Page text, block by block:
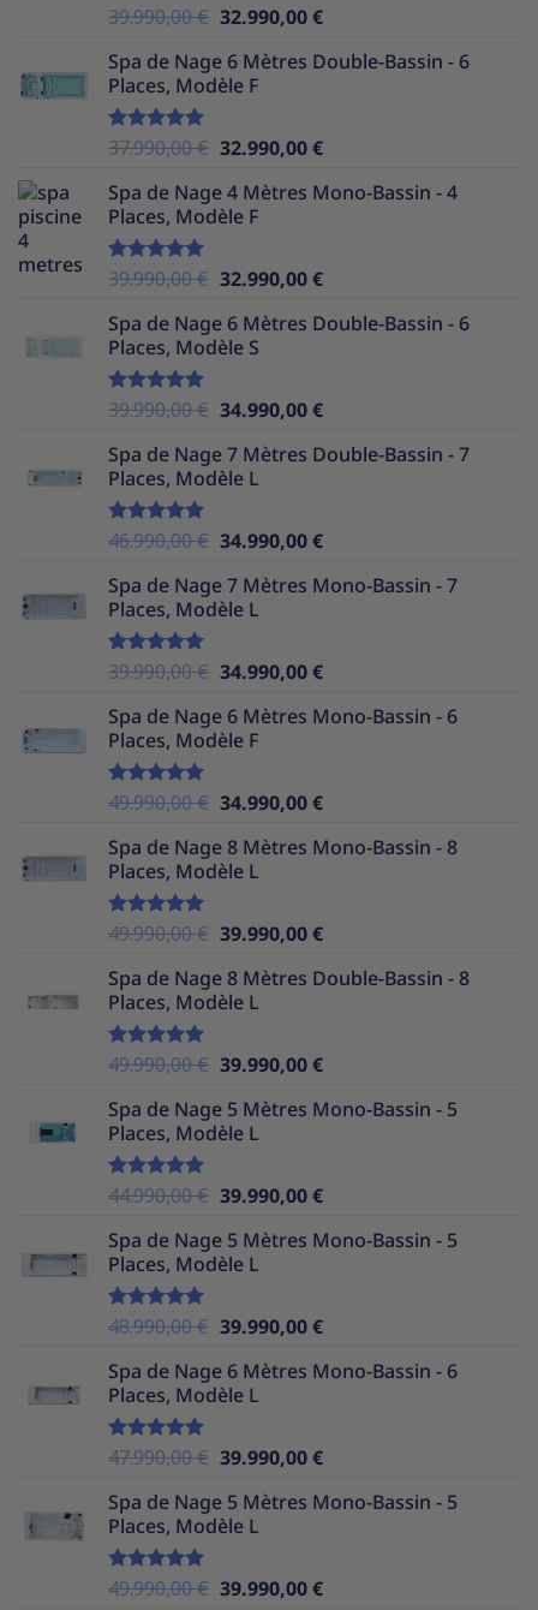
Note5.00
39.990,00€ Le
initial
était :
32.990,00€Le
actuel
Spa de Nage 6 Mètres Double-Bassin - 6
Places, Modèle F
Note5.00
37.990,00€ Le
initial
était :
32.990,00€Le
actuel
Spa de Nage 4 Mètres Mono-Bassin - 4
Places, Modèle F
Note5.00
39.990,00€ Le
initial
était :
32.990,00€Le
actuel
Spa de Nage 6 Mètres Double-Bassin - 6
Places, Modèle S
Note5.00
39.990,00€ Le
initial
était :
34.990,00€Le
actuel
Spa de Nage 7 Mètres Double-Bassin - 7
Places, Modèle L
Note5.00
46.990,00€ Le
initial
était :
34.990,00€Le
actuel
Spa de Nage 7 Mètres Mono-Bassin - 7
Places, Modèle L
Note5.00
39.990,00€ Le
initial
était :
34.990,00€Le
actuel
Spa de Nage 6 Mètres Mono-Bassin - 6
Places, Modèle F
Note5.00
49.990,00€ Le
initial
était :
34.990,00€Le
actuel
Spa de Nage 8 Mètres Mono-Bassin - 8
Places, Modèle L
Note5.00
49.990,00€ Le
initial
était :
39.990,00€Le
actuel
Spa de Nage 8 Mètres Double-Bassin - 8
Places, Modèle L
Note5.00
49.990,00€ Le
initial
était :
39.990,00€Le
actuel
Spa de Nage 5 Mètres Mono-Bassin - 5
Places, Modèle L
Note5.00
44.990,00€ Le
initial
était :
39.990,00€Le
actuel
Spa de Nage 5 Mètres Mono-Bassin - 5
Places, Modèle L
Note5.00
48.990,00€ Le
initial
était :
39.990,00€Le
actuel
Spa de Nage 6 Mètres Mono-Bassin - 6
Places, Modèle L
Note5.00
47.990,00€ Le
initial
était :
39.990,00€Le
actuel
Spa de Nage 5 Mètres Mono-Bassin - 5
Places, Modèle L
Note5.00
49.990,00€ Le
39.990,00€Le